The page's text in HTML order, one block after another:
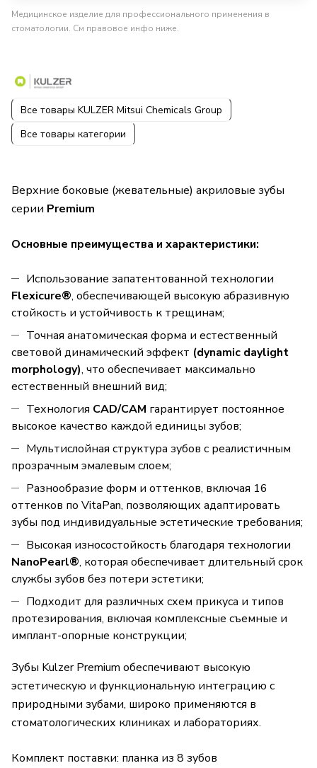
Медицинское изделие для профессионального применения в
стоматологии. См правовое инфо ниже.
Все товары KULZER Mitsui Chemicals Group
Все товары категории
Верхние боковые (жевательные) акриловые зубы
серии Premium
Основные преимущества и характеристики:
Использование запатентованной технологии
Flexicure®, обеспечивающей высокую абразивную
стойкость и устойчивость к трещинам;
Точная анатомическая форма и естественный
световой динамический эффект (dynamic daylight
morphology), что обеспечивает максимально
естественный внешний вид;
Технология CAD/CAM гарантирует постоянное
высокое качество каждой единицы зубов;
Мультислойная структура зубов с реалистичным
прозрачным эмалевым слоем;
Разнообразие форм и оттенков, включая 16
оттенков по VitaPan, позволяющих адаптировать
зубы под индивидуальные эстетические требования;
Высокая износостойкость благодаря технологии
NanoPearl®, которая обеспечивает длительный срок
службы зубов без потери эстетики;
Подходит для различных схем прикуса и типов
протезирования, включая комплексные съемные и
имплант-опорные конструкции;
Зубы Kulzer Premium обеспечивают высокую
эстетическую и функциональную интеграцию с
природными зубами, широко применяются в
стоматологических клиниках и лабораториях.
Комплект поставки: планка из 8 зубов